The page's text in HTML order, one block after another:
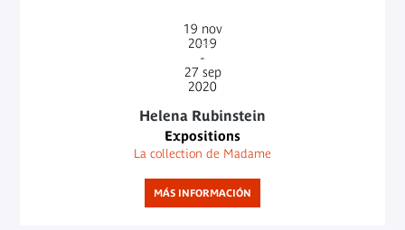
19 nov
2019
-
27 sep
2020
Helena Rubinstein
Expositions
La collection de Madame
MÁS INFORMACIÓN